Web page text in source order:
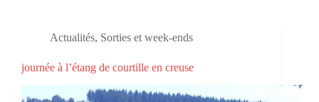
Actualités, Sorties et week-ends
journée à l’étang de courtille en creuse